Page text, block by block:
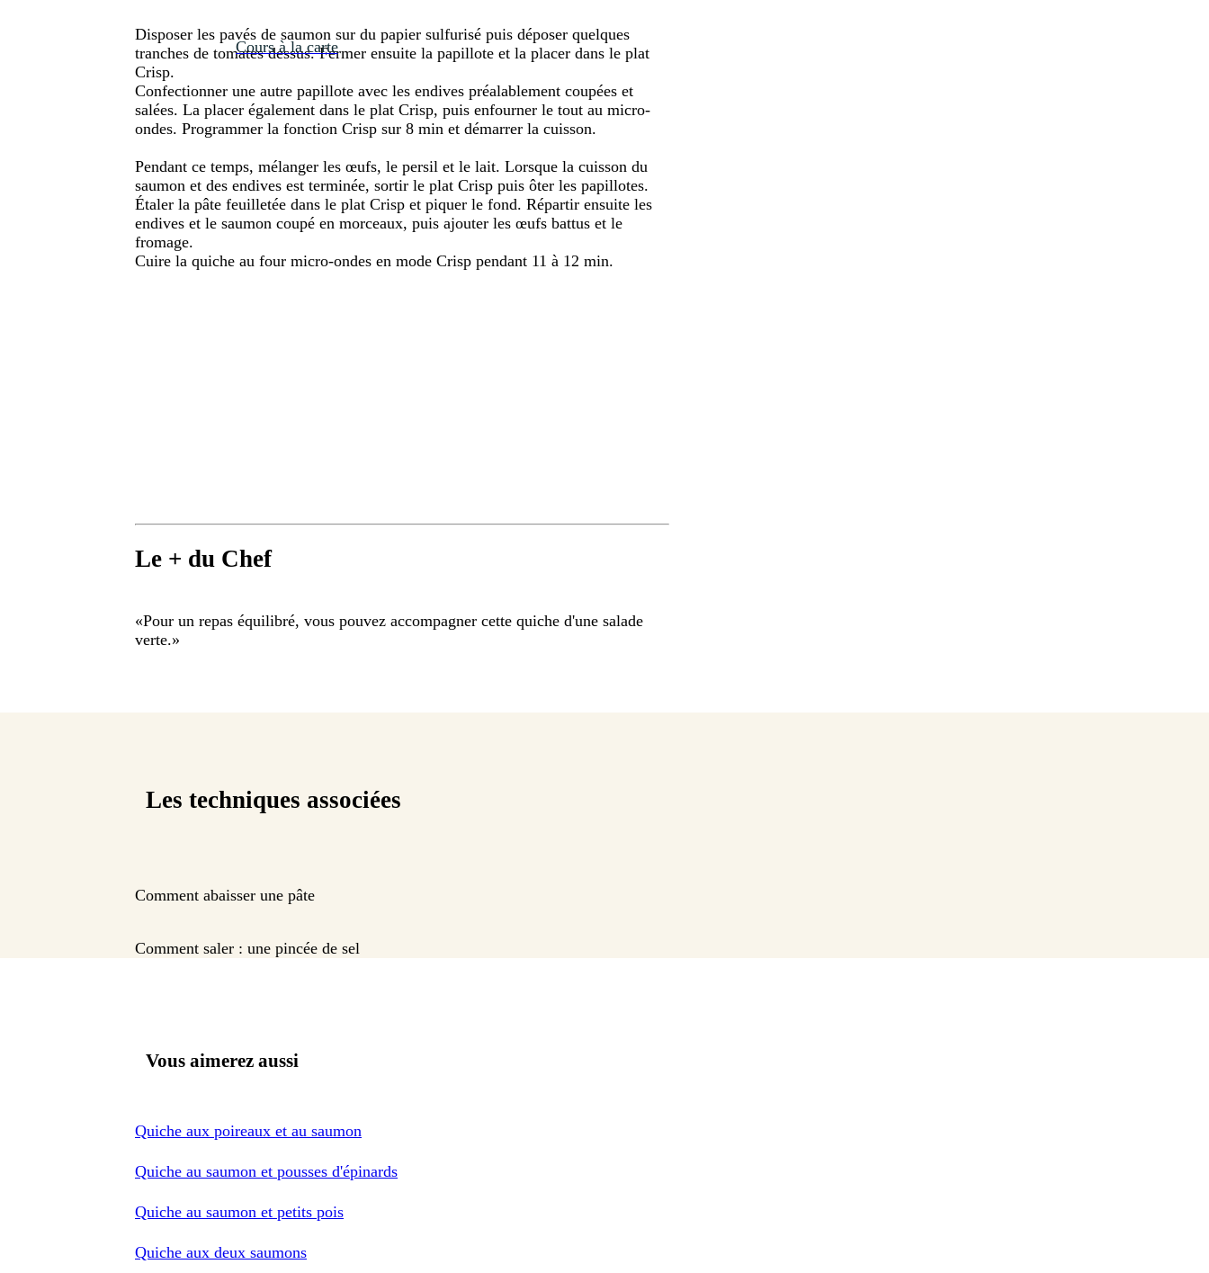
Cours à la carte
Disposer les pavés de saumon sur du papier sulfurisé puis déposer quelques
tranches de tomates dessus. Fermer ensuite la papillote et la placer dans le plat
Crisp.
Confectionner une autre papillote avec les endives préalablement coupées et
salées. La placer également dans le plat Crisp, puis enfourner le tout au micro-
ondes. Programmer la fonction Crisp sur 8 min et démarrer la cuisson.
Pendant ce temps, mélanger les œufs, le persil et le lait. Lorsque la cuisson du
saumon et des endives est terminée, sortir le plat Crisp puis ôter les papillotes.
Étaler la pâte feuilletée dans le plat Crisp et piquer le fond. Répartir ensuite les
endives et le saumon coupé en morceaux, puis ajouter les œufs battus et le
fromage.
Cuire la quiche au four micro-ondes en mode Crisp pendant 11 à 12 min.
Le + du Chef
«Pour un repas équilibré, vous pouvez accompagner cette quiche d'une salade
verte.»
Les techniques associées
Comment abaisser une pâte
Comment saler : une pincée de sel
Vous aimerez aussi
Quiche aux poireaux et au saumon
Quiche au saumon et pousses d'épinards
Quiche au saumon et petits pois
Quiche aux deux saumons